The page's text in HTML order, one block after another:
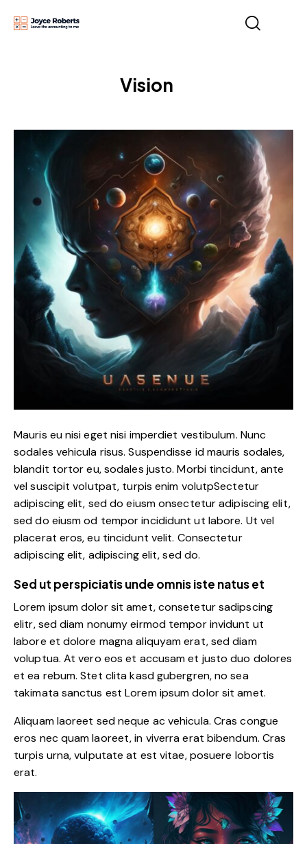
Vision
Mauris eu nisi eget nisi imperdiet vestibulum. Nunc
sodales vehicula risus. Suspendisse id mauris sodales,
blandit tortor eu, sodales justo. Morbi tincidunt, ante
vel suscipit volutpat, turpis enim volutpSectetur
adipiscing elit, sed do eiusm onsectetur adipiscing elit,
sed do eiusm od tempor incididunt ut labore. Ut vel
placerat eros, eu tincidunt velit. Consectetur
adipiscing elit, adipiscing elit, sed do.
Sed ut perspiciatis unde omnis iste natus et
Lorem ipsum dolor sit amet, consetetur sadipscing
elitr, sed diam nonumy eirmod tempor invidunt ut
labore et dolore magna aliquyam erat, sed diam
voluptua. At vero eos et accusam et justo duo dolores
et ea rebum. Stet clita kasd gubergren, no sea
takimata sanctus est Lorem ipsum dolor sit amet.
Aliquam laoreet sed neque ac vehicula. Cras congue
eros nec quam laoreet, in viverra erat bibendum. Cras
turpis urna, vulputate at est vitae, posuere lobortis
erat.